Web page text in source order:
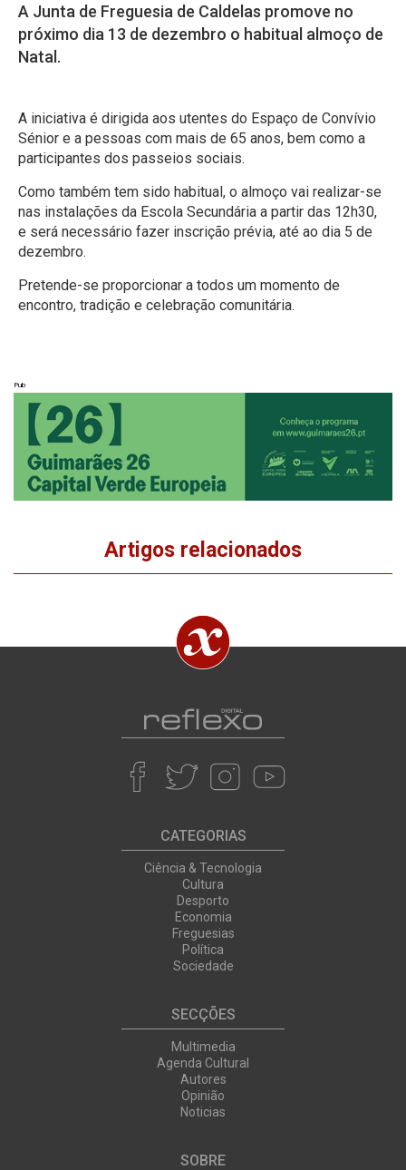
A Junta de Freguesia de Caldelas promove no
próximo dia 13 de dezembro o habitual almoço de
Natal.
A iniciativa é dirigida aos utentes do Espaço de Convívio
Sénior e a pessoas com mais de 65 anos, bem como a
participantes dos passeios sociais.
Como também tem sido habitual, o almoço vai realizar-se
nas instalações da Escola Secundária a partir das 12h30,
e será necessário fazer inscrição prévia, até ao dia 5 de
dezembro.
Pretende-se proporcionar a todos um momento de
encontro, tradição e celebração comunitária.
Pub
Artigos relacionados
CATEGORIAS
Ciência & Tecnologia
Cultura
Desporto
Economia
Freguesias
Política
Sociedade
SECÇÕES
Multimedia
Agenda Cultural
Autores
Opinião
Noticias
SOBRE